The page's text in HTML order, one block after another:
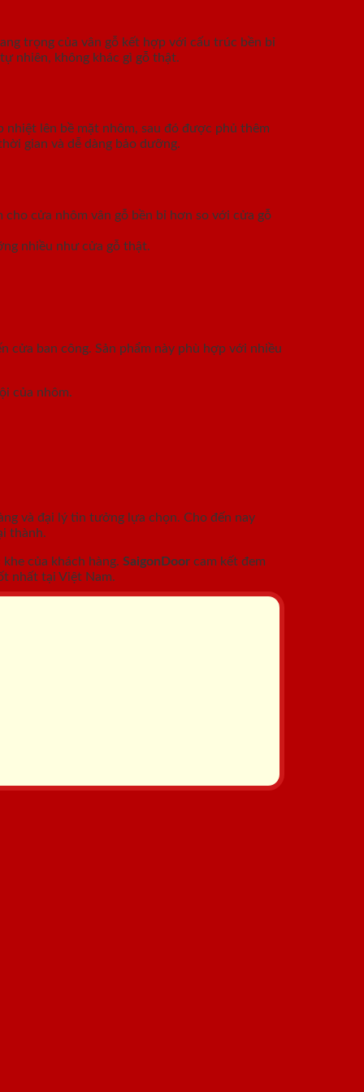
trọng của vân gỗ kết hợp với cấu trúc bền bỉ
nhiên, không khác gì gỗ thật.
nhiệt lên bề mặt nhôm, sau đó được phủ thêm
gian và dễ dàng bảo dưỡng.
cửa nhôm vân gỗ bền bỉ hơn so với cửa gỗ
nhiều như cửa gỗ thật.
cửa ban công. Sản phẩm này phù hợp với nhiều
của nhôm.
và đại lý tin tưởng lựa chọn. Cho đến nay
thành.
của khách hàng. SaigonDoor cam kết đem
nhất tại Việt Nam.